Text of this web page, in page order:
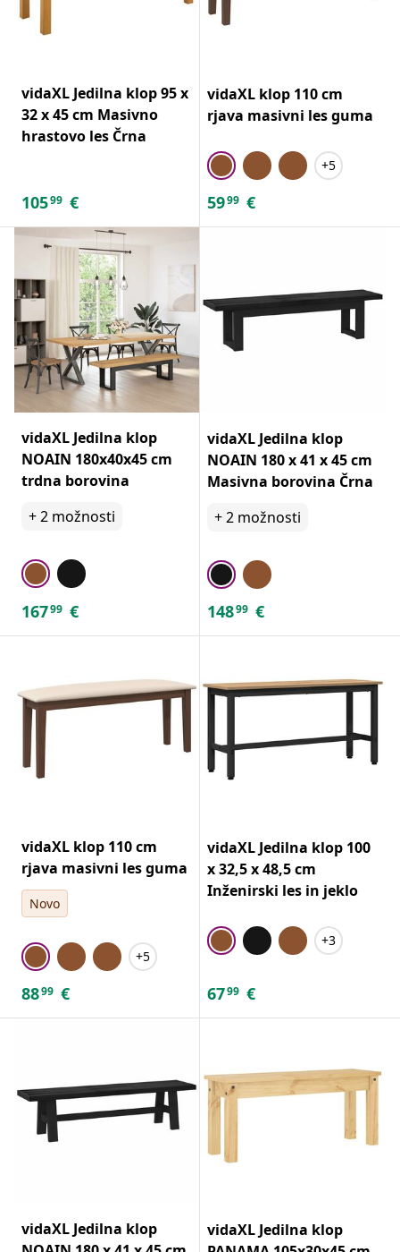
vidaXL Jedilna klop 95 x
32 x 45 cm Masivno
hrastovo les Črna
10599 €
vidaXL klop 110 cm
rjava masivni les guma
+5
5999 €
vidaXL Jedilna klop
NOAIN 180x40x45 cm
trdna borovina
+2 možnosti
16799 €
vidaXL Jedilna klop
NOAIN 180 x 41 x 45 cm
Masivna borovina Črna
+2 možnosti
14899 €
vidaXL klop 110 cm
rjava masivni les guma
Novo
+5
8899 €
vidaXL Jedilna klop 100
x 32,5 x 48,5 cm
Inženirski les in jeklo
+3
6799 €
vidaXL Jedilna klop
vidaXL Jedilna klop